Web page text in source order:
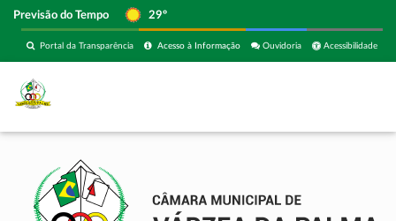
Previsão do Tempo 29º
Acessibilidade
Ouvidoria
Acesso à Informação
Portal da Transparência